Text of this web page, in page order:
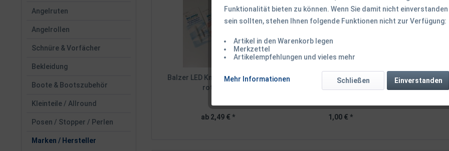
Angelruten
Angelrollen
Schnüre & Vorfächer
Bekleidung
Boote & Bootszubehör
Kleinteile / Allround
Posen / Stopper / Perlen
Marken / Hersteller
Balzer LED Knicklicht grün weiß
rot inkl....
ab 2,49 € *
TIPP!
Balzer Multiband Rutenband
1,00 € *
Balzer
Funktionalität bieten zu können. Wenn Sie damit nicht einverstanden
sein sollten, stehen Ihnen folgende Funktionen nicht zur Verfügung:
Artikel in den Warenkorb legen
Merkzettel
Artikelempfehlungen und vieles mehr
Mehr Informationen Einverstanden
Schließen